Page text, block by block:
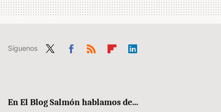
Síguenos
En El Blog Salmón hablamos de...